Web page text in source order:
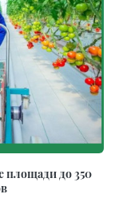
площади до 350